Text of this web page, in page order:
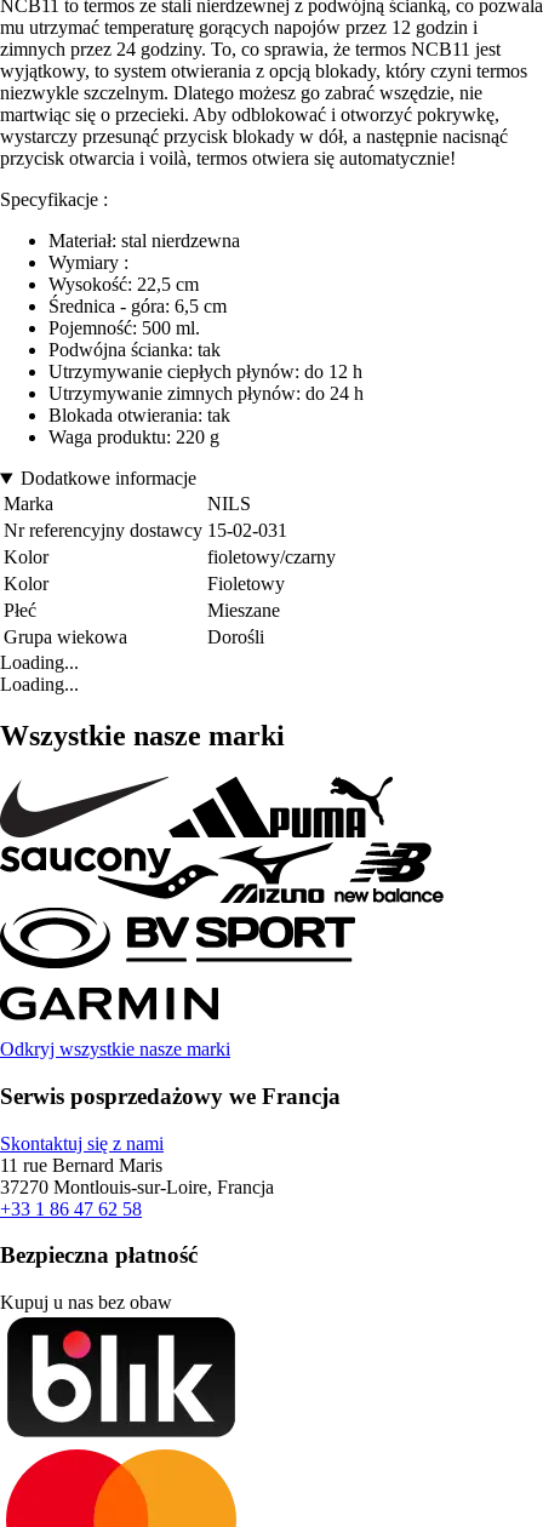
NCB11 to termos ze stali nierdzewnej z podwójną ścianką, co pozwala
mu utrzymać temperaturę gorących napojów przez 12 godzin i
zimnych przez 24 godziny. To, co sprawia, że termos NCB11 jest
wyjątkowy, to system otwierania z opcją blokady, który czyni termos
niezwykle szczelnym. Dlatego możesz go zabrać wszędzie, nie
martwiąc się o przecieki. Aby odblokować i otworzyć pokrywkę,
wystarczy przesunąć przycisk blokady w dół, a następnie nacisnąć
przycisk otwarcia i voilà, termos otwiera się automatycznie!
Specyfikacje :
Materiał: stal nierdzewna
Wymiary :
Wysokość: 22,5 cm
Średnica - góra: 6,5 cm
Pojemność: 500 ml.
Podwójna ścianka: tak
Utrzymywanie ciepłych płynów: do 12 h
Utrzymywanie zimnych płynów: do 24 h
Blokada otwierania: tak
Waga produktu: 220 g
Dodatkowe informacje
Marka
NILS
Nr referencyjny dostawcy 15-02-031
Kolor
fioletowy/czarny
Kolor
Fioletowy
Płeć
Mieszane
Grupa wiekowa
Dorośli
Loading...
Loading...
Wszystkie nasze marki
Odkryj wszystkie nasze marki
Serwis posprzedażowy we Francja
Skontaktuj się z nami
11 rue Bernard Maris
37270 Montlouis-sur-Loire, Francja
+33 1 86 47 62 58
Bezpieczna płatność
Kupuj u nas bez obaw